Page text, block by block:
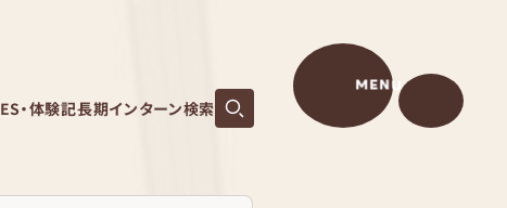
ES・体験記長期インターン検索
MENU